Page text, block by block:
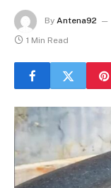
By Antena92
1 Min Read